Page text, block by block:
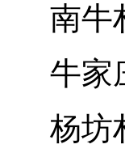
南牛
牛家
杨坊